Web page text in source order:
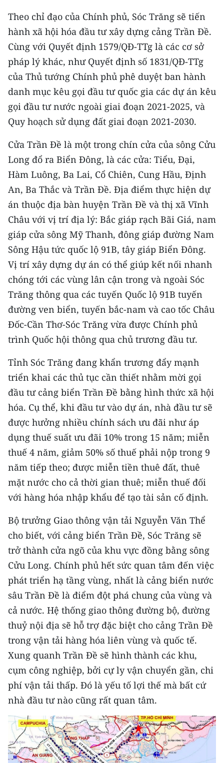
Media Kinh tế
Media Văn hóa
Media Xã hội
Media Pháp luật
Media Du lịch
Media Thế giới
Media Thể thao
Media Giáo dục
Media Y tế
Media Khoa học - Công nghệ
Media Môi trường
Ảnh
Infographic
TIN MỚI
TIN ĐỊA PHƯƠNG
Trung du và miền núi phía Bắc
Đồng bằng sông Hồng
Bắc Trung Bộ
Duyên hải Nam Trung Bộ và Tây
Nguyên
Đông Nam Bộ
Đồng bằng sông Cửu Long
Chuyên trang Hà Nội
Chuyên trang TP. Hồ Chí Minh
CHUYÊN ĐỀ
CÁC CHUYÊN TRANG
VỀ BÁO NHÂN DÂN
THỜI NAY
NHÂN DÂN CUỐI TUẦN
NHÂN DÂN HẰNG THÁNG
MUA BÁO
ĐỌC BÁO IN
Theo chỉ đạo của Chính phủ, Sóc Trăng sẽ tiến
hành xã hội hóa đầu tư xây dựng cảng Trần Đề.
Cùng với Quyết định 1579/QĐ-TTg là các cơ sở
pháp lý khác, như Quyết định số 1831/QĐ-TTg
của Thủ tướng Chính phủ phê duyệt ban hành
danh mục kêu gọi đầu tư quốc gia các dự án kêu
gọi đầu tư nước ngoài giai đoạn 2021-2025, và
Quy hoạch sử dụng đất giai đoạn 2021-2030.
Cửa Trần Đề là một trong chín cửa của sông Cửu
Long đổ ra Biển Đông, là các cửa: Tiểu, Đại,
Hàm Luông, Ba Lai, Cổ Chiên, Cung Hầu, Định
An, Ba Thắc và Trần Đề. Địa điểm thực hiện dự
án thuộc địa bàn huyện Trần Đề và thị xã Vĩnh
Châu với vị trí địa lý: Bắc giáp rạch Bãi Giá, nam
giáp cửa sông Mỹ Thanh, đông giáp đường Nam
Sông Hậu tức quốc lộ 91B, tây giáp Biển Đông.
Vị trí xây dựng dự án có thể giúp kết nối nhanh
chóng tới các vùng lân cận trong và ngoài Sóc
Trăng thông qua các tuyến Quốc lộ 91B tuyến
đường ven biển, tuyến bắc-nam và cao tốc Châu
Đốc-Cần Thơ-Sóc Trăng vừa được Chính phủ
trình Quốc hội thông qua chủ trương đầu tư.
Tỉnh Sóc Trăng đang khẩn trương đẩy mạnh
triển khai các thủ tục cần thiết nhằm mời gọi
đầu tư cảng biển Trần Đề bằng hình thức xã hội
hóa. Cụ thể, khi đầu tư vào dự án, nhà đầu tư sẽ
được hưởng nhiều chính sách ưu đãi như áp
dụng thuế suất ưu đãi 10% trong 15 năm; miễn
thuế 4 năm, giảm 50% số thuế phải nộp trong 9
năm tiếp theo; được miễn tiền thuê đất, thuê
mặt nước cho cả thời gian thuê; miễn thuế đối
với hàng hóa nhập khẩu để tạo tài sản cố định.
Bộ trưởng Giao thông vận tải Nguyễn Văn Thể
cho biết, với cảng biển Trần Đề, Sóc Trăng sẽ
trở thành cửa ngõ của khu vực đồng bằng sông
Cửu Long. Chính phủ hết sức quan tâm đến việc
phát triển hạ tầng vùng, nhất là cảng biển nước
sâu Trần Đề là điểm đột phá chung của vùng và
cả nước. Hệ thống giao thông đường bộ, đường
thuỷ nội địa sẽ hỗ trợ đặc biệt cho cảng Trần Đề
trong vận tải hàng hóa liên vùng và quốc tế.
Xung quanh Trần Đề sẽ hình thành các khu,
cụm công nghiệp, bởi cự ly vận chuyển gần, chi
phí vận tải thấp. Đó là yếu tố lợi thế mà bất cứ
nhà đầu tư nào cũng rất quan tâm.